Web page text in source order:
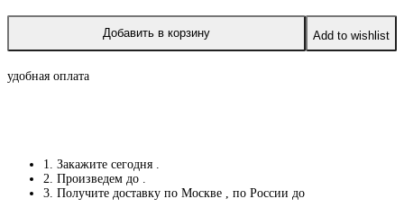
Добавить в корзину Add to wishlist
удобная оплата
1. Закажите сегодня
2. Произведем до
3. Получите доставку по Москве
, по России до